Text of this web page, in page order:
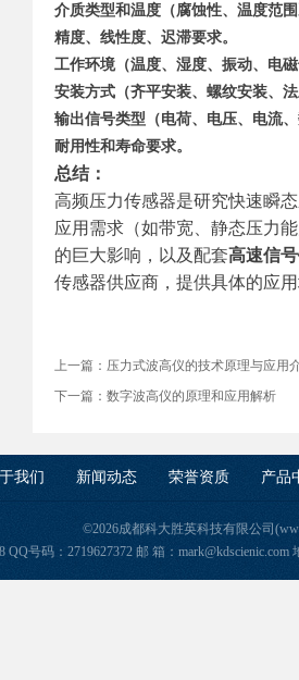
介质类型和温度（腐蚀性、温度范
精度、线性度、迟滞要求。
工作环境（温度、湿度、振动、电
安装方式（齐平安装、螺纹安装、
输出信号类型（电荷、电压、电流
耐用性和寿命要求。
总结：
高频压力传感器是研究快速瞬
应用需求（如带宽、静态压力
的巨大影响，以及配套高速信
传感器供应商，提供具体的应
上一篇： 压力式波高仪的技术原理与应用
下一篇： 数字波高仪的原理和应用解析
我们 新闻动态 荣誉资质 产品
©2026成都科大胜英科技有限公司
QQ号码：2719627372 邮 箱：